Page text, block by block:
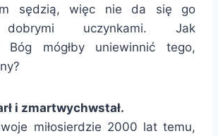
sędzią, więc nie da się go
dobrymi uczynkami. Jak
Bóg mógłby uniewinnić tego,
i zmartwychwstał.
miłosierdzie 2000 lat temu,